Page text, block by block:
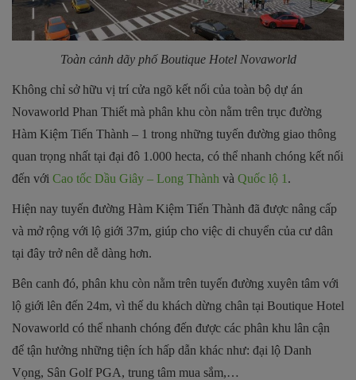
Toàn cảnh dãy phố Boutique Hotel Novaworld
Không chỉ sở hữu vị trí cửa ngõ kết nối của toàn bộ dự án
Novaworld Phan Thiết mà phân khu còn nằm trên trục đường
Hàm Kiệm Tiến Thành – 1 trong những tuyến đường giao thông
quan trọng nhất tại đại đô 1.000 hecta, có thể nhanh chóng kết nối
đến với Cao tốc Dầu Giây – Long Thành và Quốc lộ 1 .
Hiện nay tuyến đường Hàm Kiệm Tiến Thành đã được nâng cấp
và mở rộng với lộ giới 37m, giúp cho việc di chuyển của cư dân
tại đây trở nên dễ dàng hơn.
Bên canh đó, phân khu còn nằm trên tuyến đường xuyên tâm với
lộ giới lên đến 24m, vì thế du khách dừng chân tại Boutique Hotel
Novaworld có thể nhanh chóng đến được các phân khu lân cận
để tận hưởng những tiện ích hấp dẫn khác như: đại lộ Danh
Vọng, Sân Golf PGA, trung tâm mua sắm,…